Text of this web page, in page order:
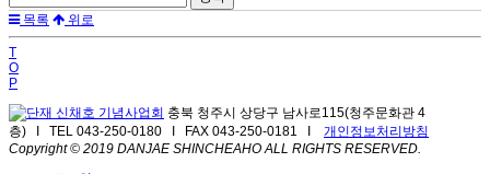
목록 위로
T
O
P
충북 청주시 상당구 남사로115(청주문화관 4
층) I TEL 043-250-0180 I FAX 043-250-0181 I 개인정보처리방침
Copyright © 2019 DANJAE SHINCHEAHO ALL RIGHTS RESERVED.